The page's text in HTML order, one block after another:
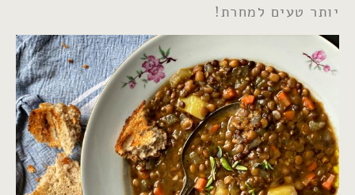
יותר טעים למחרת!